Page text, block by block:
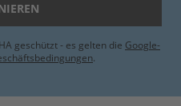
geschützt - es gelten die Google-
.